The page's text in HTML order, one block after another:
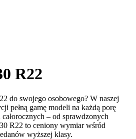
R22
do swojego osobowego? W naszej
pełną gamę modeli na każdą porę
– od sprawdzonych
R22 to ceniony wymiar wśród
wyższej klasy.